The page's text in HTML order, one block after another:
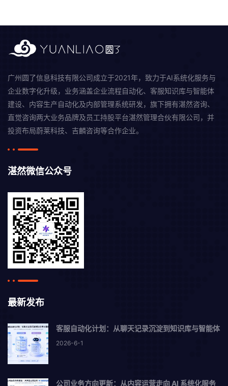
广州圆了信息科技有限公司成立于2021年，致力于AI系统化服务与
企业数字化升级，业务涵盖企业流程自动化、客服知识库与智能体
建设、内容生产自动化及内部管理系统研发，旗下拥有湛然咨询、
直觉咨询两大业务品牌及员工持股平台湛然管理合伙有限公司，并
投资布局蔚莱科技、吉麟咨询等合作企业。
湛然微信公众号
最新发布
客服自动化计划：从聊天记录沉淀到知识库与智能体
2026-6-1
公司业务方向更新：从内容运营走向 AI 系统化服务